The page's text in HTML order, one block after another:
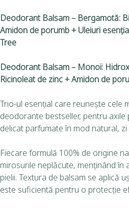
Deodorant Balsam – Bergamotă:
Amidon de porumb + Uleiuri
Tree
Deodorant Balsam – Monoï:
Ricinoleat de zinc + Amidon de
Trio-ul esențial care reunește cele
deodorante bestseller, pentru
delicat parfumate în mod natural, zi
Fiecare formulă 100% de origine
mirosurile neplăcute, menținând în
pielii. Textura de balsam se aplică
este suficientă pentru o protecție